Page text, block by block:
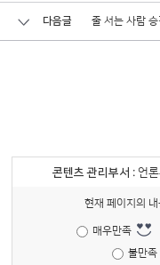
다음글 줄 서는 사람
콘텐츠 관리부서 : 언
현재 페이지의
매우만족
불만족